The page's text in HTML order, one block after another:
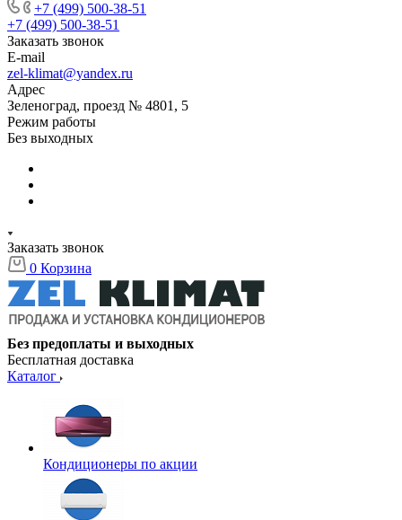
+7 (499) 500-38-51
+7 (499) 500-38-51
Заказать звонок
E-mail
zel-klimat@yandex.ru
Адрес
Зеленоград, проезд № 4801, 5
Режим работы
Без выходных
Заказать звонок
0 Корзина
Без предоплаты и выходных
Бесплатная доставка
Каталог
Кондиционеры по акции